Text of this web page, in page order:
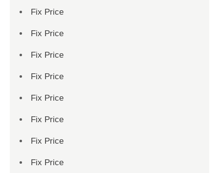
Fix Price
Fix Price
Fix Price
Fix Price
Fix Price
Fix Price
Fix Price
Fix Price